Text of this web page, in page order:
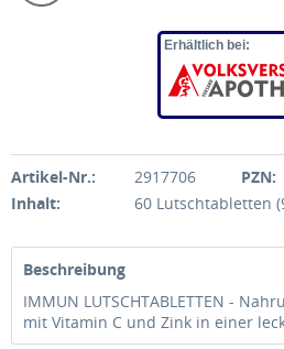
Erhältlich bei:
Artikel-Nr.: 2917706 PZN:
Inhalt:
60 Lutschtabletten
Beschreibung
IMMUN LUTSCHTABLETTEN -
mit Vitamin C und Zink in einer